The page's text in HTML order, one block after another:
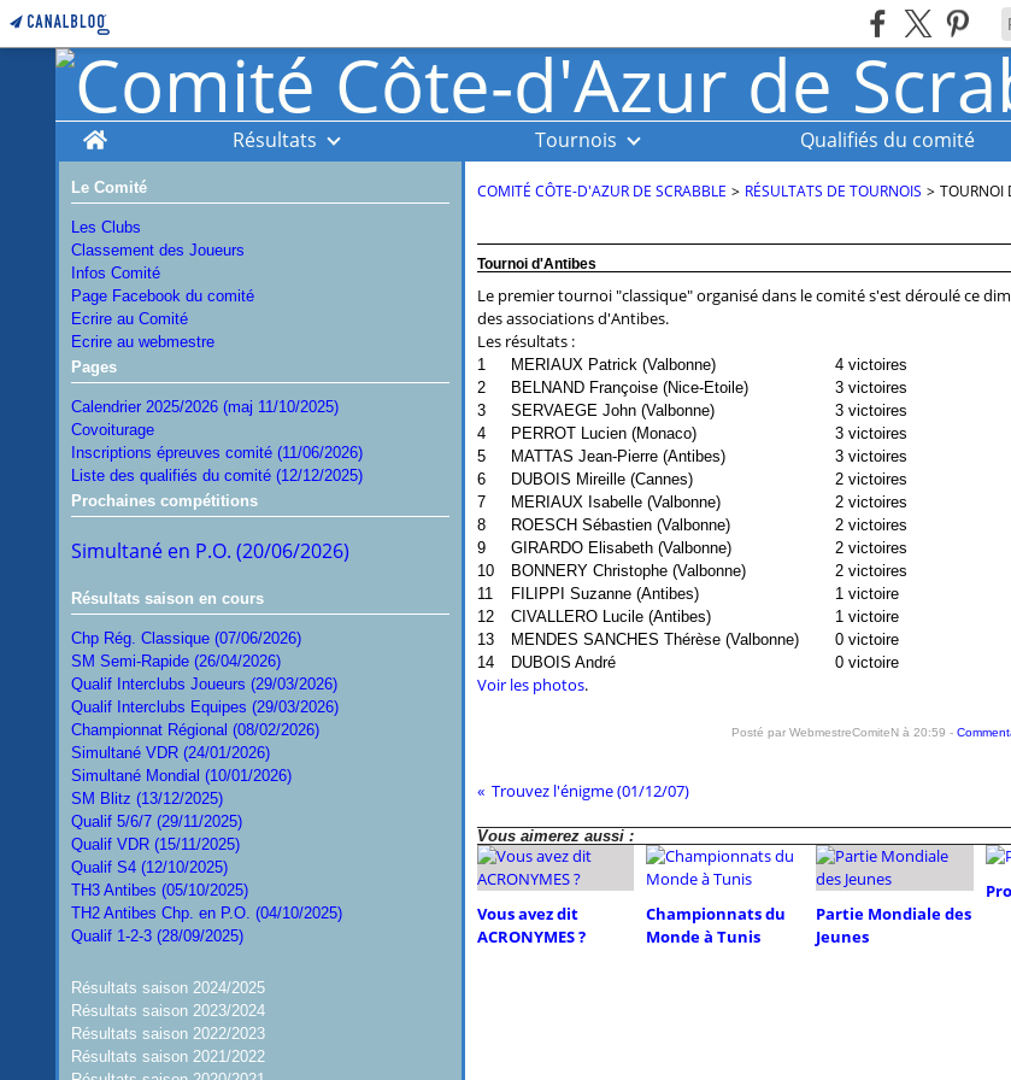
Home Résultats Tournois Qualifiés du comité
Le Comité
Les Clubs
Classement des Joueurs
Infos Comité
Page Facebook du comité
Ecrire au Comité
Ecrire au webmestre
Pages
Calendrier 2025/2026 (maj 11/10/2025)
Covoiturage
Inscriptions épreuves comité (11/06/2026)
Liste des qualifiés du comité (12/12/2025)
Prochaines compétitions
Simultané en P.O. (20/06/2026)
Résultats saison en cours
Chp Rég. Classique (07/06/2026)
SM Semi-Rapide (26/04/2026)
Qualif Interclubs Joueurs (29/03/2026)
Qualif Interclubs Equipes (29/03/2026)
Championnat Régional (08/02/2026)
Simultané VDR (24/01/2026)
Simultané Mondial (10/01/2026)
SM Blitz (13/12/2025)
Qualif 5/6/7 (29/11/2025)
Qualif VDR (15/11/2025)
Qualif S4 (12/10/2025)
TH3 Antibes (05/10/2025)
TH2 Antibes Chp. en P.O. (04/10/2025)
Qualif 1-2-3 (28/09/2025)
Résultats saison 2024/2025
Résultats saison 2023/2024
Résultats saison 2022/2023
Résultats saison 2021/2022
COMITÉ CÔTE-D'AZUR DE SCRABBLE > RÉSULTATS DE TOURNOIS > TOURNOI
Tournoi d'Antibes
Le premier tournoi "classique" organisé dans le comité s'est déroulé ce
des associations d'Antibes.
Les résultats :
1 MERIAUX Patrick (Valbonne)
4 victoires
2
BELNAND Françoise (Nice-Etoile)
3 victoires
3
SERVAEGE John (Valbonne)
3 victoires
4
PERROT Lucien (Monaco)
3 victoires
5
MATTAS Jean-Pierre (Antibes)
3 victoires
6
DUBOIS Mireille (Cannes)
2 victoires
7
MERIAUX Isabelle (Valbonne)
2 victoires
8
ROESCH Sébastien (Valbonne)
2 victoires
9
GIRARDO Elisabeth (Valbonne)
2 victoires
10
BONNERY Christophe (Valbonne)
2 victoires
11
FILIPPI Suzanne (Antibes)
1 victoire
12
CIVALLERO Lucile (Antibes)
1 victoire
13
MENDES SANCHES Thérèse (Valbonne)
0 victoire
14
DUBOIS André 0 victoire
Voir les photos.
Posté par WebmestreComiteN à 20:59 -
Trouvez l'énigme (01/12/07)
Vous aimerez aussi :
Vous avez dit
ACRONYMES ?
Championnats du
Monde à Tunis
Partie Mondiale des
Jeunes